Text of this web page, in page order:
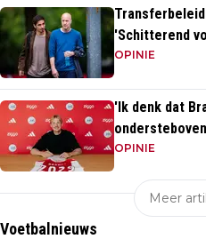
'Schitterend
heel opvallend'
OPINIE
'Ik denk dat
OPINIE
Meer
Voetbalnieuws